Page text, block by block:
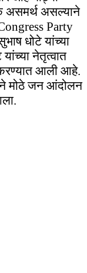
असमर्थ असल्याने
Party
धोटे यांच्या
यांच्या नेतृत्वात
करण्यात आली आहे.
मोठे जन आंदोलन